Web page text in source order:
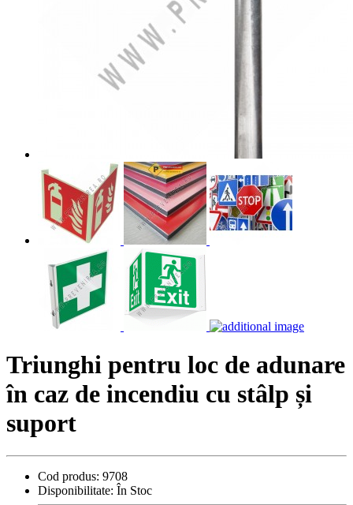
Triunghi pentru loc de adunare
în caz de incendiu cu stâlp și
suport
Cod produs: 9708
Disponibilitate: În Stoc